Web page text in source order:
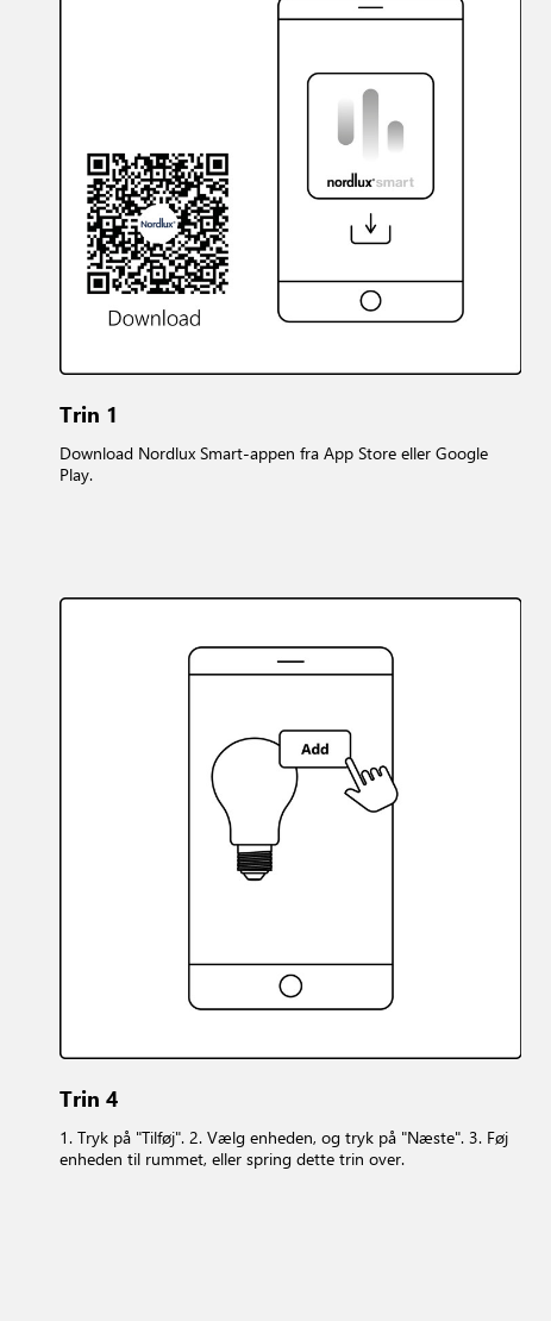
Trin 1
Download Nordlux Smart-appen fra App Store eller Google
Play.
Trin 4
1. Tryk på "Tilføj". 2. Vælg enheden, og tryk på "Næste". 3. Føj
enheden til rummet, eller spring dette trin over.